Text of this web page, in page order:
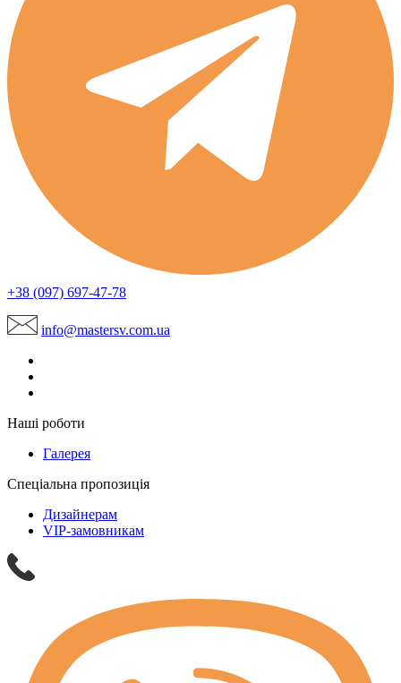
+38 (097) 697-47-78
info@mastersv.com.ua
Наші роботи
Галерея
Спеціальна пропозиція
Дизайнерам
VIP-замовникам